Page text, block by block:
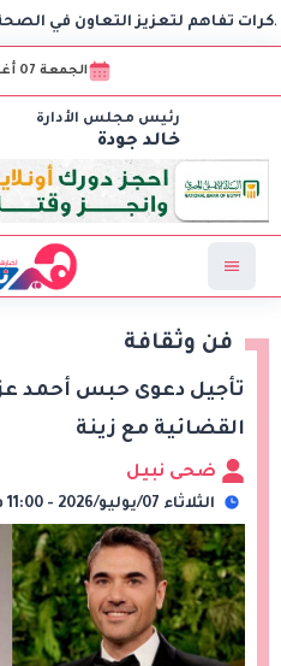
التعاون في الصحة والنقل
الجمعة 07 أغسطس 2026
رئيس مجلس الأدارة
خالد جودة
فن وثقافة
تأجيل دعوى حبس أحمد
القضائية مع زينة
ضحى نبيل
الثلاثاء 07/يوليو/2026 - 11:00 م